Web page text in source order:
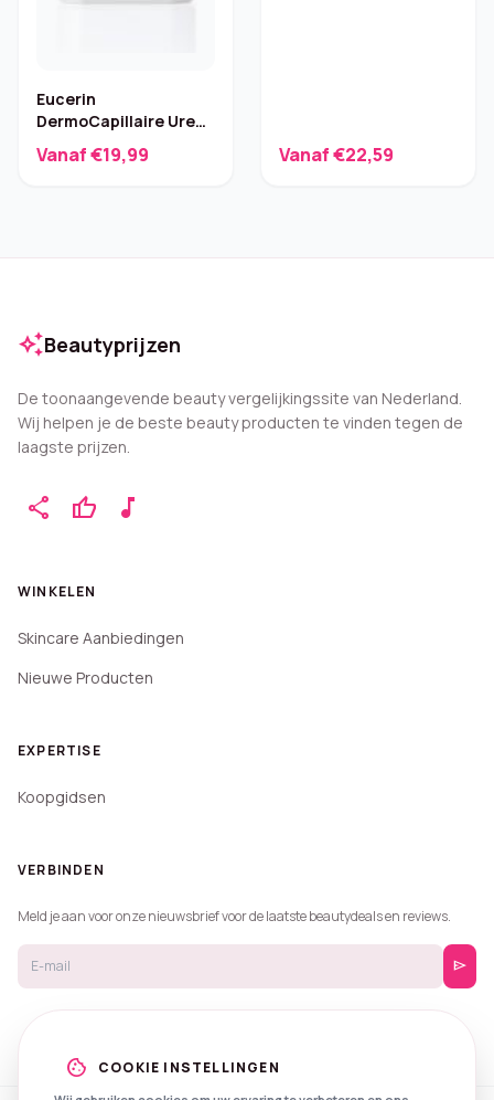
Eucerin
DermoCapillaire Urea
Hoofdhuid – Parfumvrij
100 ml
Vanaf €19,99 Vanaf €22,59
auto_awesomeBeautyprijzen
De toonaangevende beauty vergelijkingssite van Nederland.
Wij helpen je de beste beauty producten te vinden tegen de
laagste prijzen.
share thumb_up music_note
WINKELEN
Skincare Aanbiedingen
Nieuwe Producten
EXPERTISE
Koopgidsen
VERBINDEN
Meld je aan voor onze nieuwsbrief voor de laatste beautydeals en reviews.
send
cookie COOKIE INSTELLINGEN